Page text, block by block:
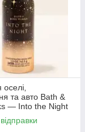
та авто Bath &
— Into the Night
Room Spray /